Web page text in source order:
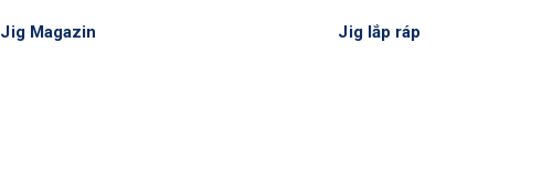
Jig Magazin Jig lắp ráp